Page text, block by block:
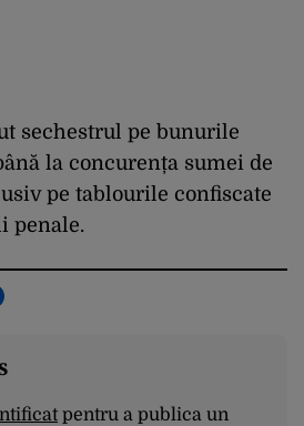
sechestrul pe bunurile
la concurența sumei de
pe tablourile confiscate
penale.
pentru a publica un